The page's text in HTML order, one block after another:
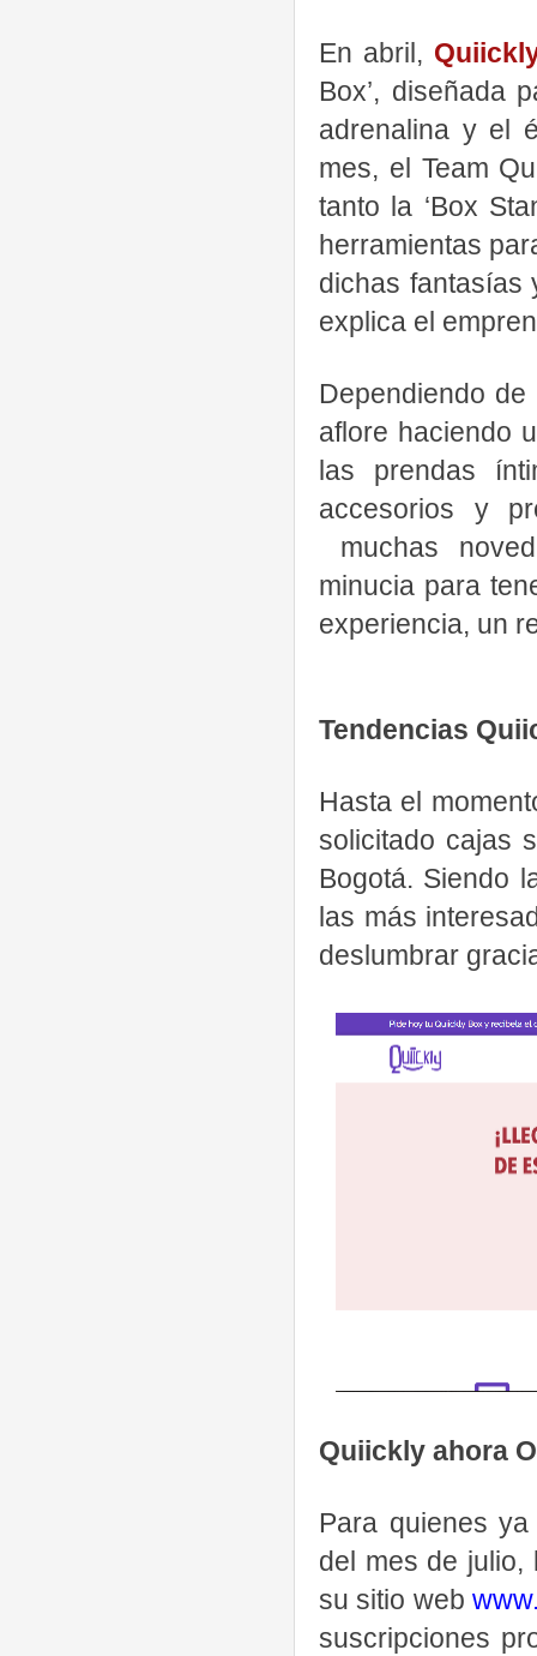
En abril,
Box’, diseñada
adrenalina y el
mes, el Team
tanto la ‘Box
herramientas
dichas fantasías
explica el
Dependiendo
aflore haciendo
las prendas
accesorios y
muchas
minucia para
experiencia, un
Tendencias
Hasta el
solicitado cajas
Bogotá. Siendo
las más
deslumbrar
Quiickly ahora
Para quienes
del mes de julio,
su sitio web
suscripciones